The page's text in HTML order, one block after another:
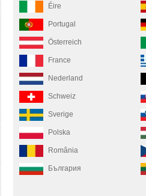
Éire
Portugal
Österreich
France
Nederland
Schweiz
Sverige
Polska
România
България